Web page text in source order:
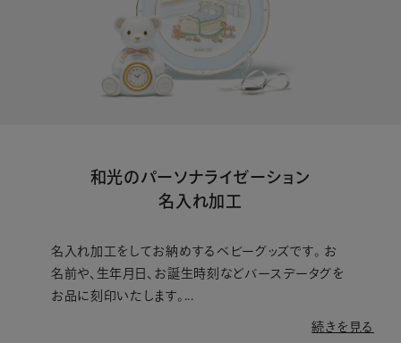
和光のパーソナライゼーション
名入れ加工
名入れ加工をしてお納めするベビーグッズです。 お
名前や、生年月日、お誕生時刻などバースデータグを
お品に刻印いたします。...
続きを見る